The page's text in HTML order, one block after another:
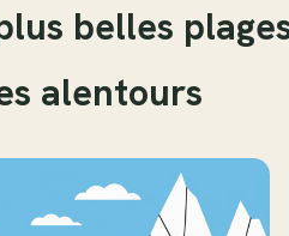
belles
alentours